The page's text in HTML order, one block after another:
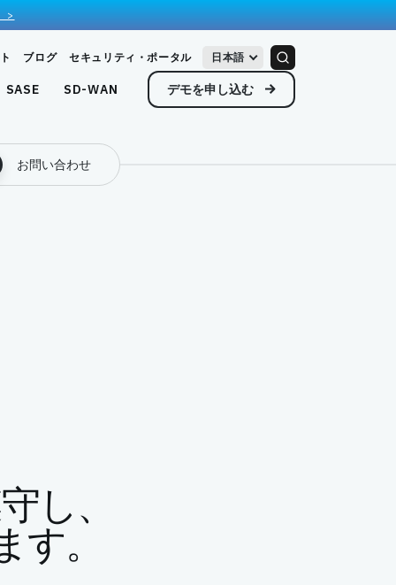
>
ブログ セキュリティ・ポータル 日本語
SASE SD-WAN デモを申し込む
お問い合わせ
し、
。